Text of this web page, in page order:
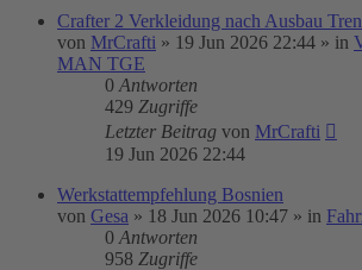
Crafter 2 Verkleidung nach Ausbau
von MrCrafti » 19 Jun 2026 22:44 » in
MAN TGE
0 Antworten
429 Zugriffe
Letzter Beitrag von MrCrafti
19 Jun 2026 22:44
Werkstattempfehlung Bosnien
von Gesa » 18 Jun 2026 10:47 » in
0 Antworten
958 Zugriffe